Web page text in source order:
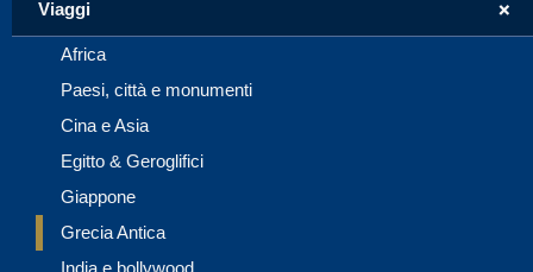
+
Viaggi
Africa
Paesi, città e monumenti
Cina e Asia
Egitto & Geroglifici
Giappone
Grecia Antica